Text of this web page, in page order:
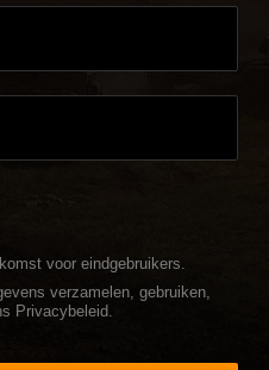
voor eindgebruikers.
verzamelen, gebruiken,
Privacybeleid.